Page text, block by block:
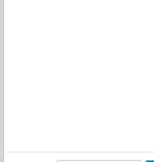
FINANCIAL CALCULATOR